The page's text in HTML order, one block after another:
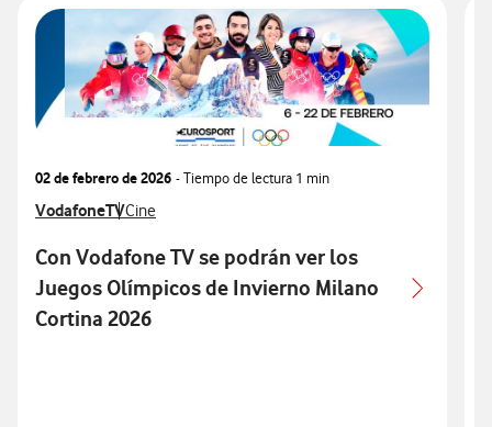
02 de febrero de 2026 - Tiempo de lectura 1 min
Ver más notas de prensa relacionados con
VodafoneTVVer más notas de prensa relacionados con
Cine
Con Vodafone TV se podrán ver los
Juegos Olímpicos de Invierno Milano
Cortina 2026